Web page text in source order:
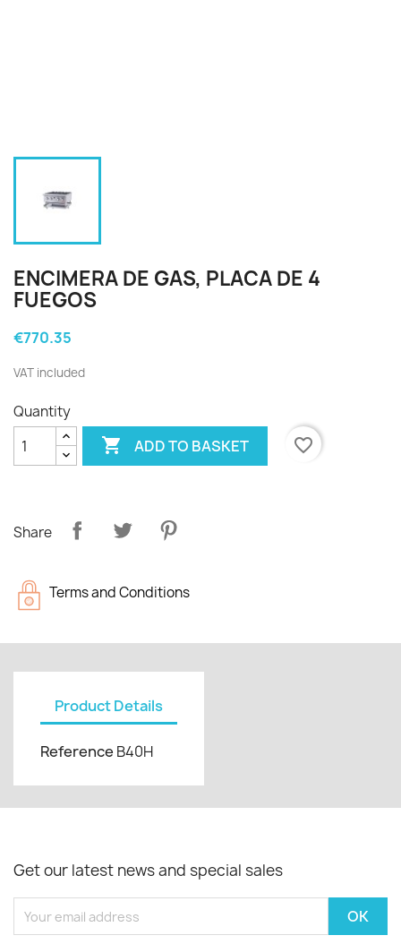
ENCIMERA DE GAS, PLACA DE 4
FUEGOS
€770.35
VAT included
Quantity
 ADD TO BASKET favorite_border
Share
Terms and Conditions
Product Details
Reference B40H
Get our latest news and special sales